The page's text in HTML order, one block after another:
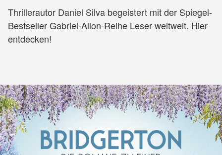
Thrillerautor Daniel Silva begeistert mit der Spiegel-
Bestseller Gabriel-Allon-Reihe Leser weltweit. Hier
entdecken!